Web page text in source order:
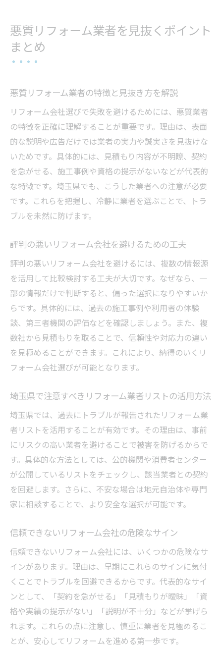
悪質リフォーム業者を見抜くポイント
まとめ
悪質リフォーム業者の特徴と見抜き方を解説
リフォーム会社選びで失敗を避けるためには、悪質業者
の特徴を正確に理解することが重要です。理由は、表面
的な説明や広告だけでは業者の実力や誠実さを見抜けな
いためです。具体的には、見積もり内容が不明瞭、契約
を急がせる、施工事例や資格の提示がないなどが代表的
な特徴です。埼玉県でも、こうした業者への注意が必要
です。これらを把握し、冷静に業者を選ぶことで、トラ
ブルを未然に防げます。
評判の悪いリフォーム会社を避けるための工夫
評判の悪いリフォーム会社を避けるには、複数の情報源
を活用して比較検討する工夫が大切です。なぜなら、一
部の情報だけで判断すると、偏った選択になりやすいか
らです。具体的には、過去の施工事例や利用者の体験
談、第三者機関の評価などを確認しましょう。また、複
数社から見積もりを取ることで、信頼性や対応力の違い
を見極めることができます。これにより、納得のいくリ
フォーム会社選びが可能となります。
埼玉県で注意すべきリフォーム業者リストの活用方法
埼玉県では、過去にトラブルが報告されたリフォーム業
者リストを活用することが有効です。その理由は、事前
にリスクの高い業者を避けることで被害を防げるからで
す。具体的な方法としては、公的機関や消費者センター
が公開しているリストをチェックし、該当業者との契約
を回避します。さらに、不安な場合は地元自治体や専門
家に相談することで、より安全な選択が可能です。
信頼できないリフォーム会社の危険なサイン
信頼できないリフォーム会社には、いくつかの危険なサ
インがあります。理由は、早期にこれらのサインに気付
くことでトラブルを回避できるからです。代表的なサイ
ンとして、「契約を急がせる」「見積もりが曖昧」「資
格や実績の提示がない」「説明が不十分」などが挙げら
れます。これらの点に注意し、慎重に業者を見極めるこ
とが、安心してリフォームを進める第一歩です。